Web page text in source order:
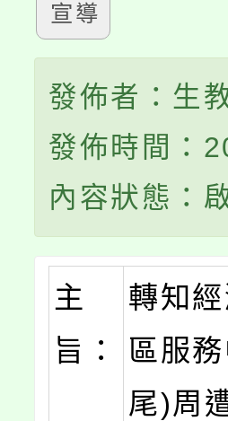
宣導
發佈者：生
發佈時間：
內容狀態：
主
旨：
轉知
區服
尾)周